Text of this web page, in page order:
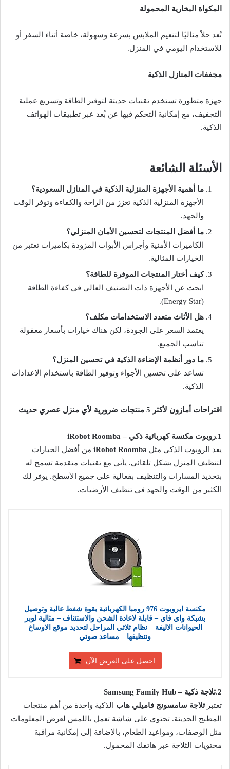
المكواة البخارية المحمولة
تُعد حلاً مثاليًا لتنعيم الملابس بسرعة وسهولة، خاصة أثناء السفر أو
للاستخدام اليومي في المنزل.
مجففات المنازل الذكية
جهزة متطورة تستخدم تقنيات حديثة لتوفير الطاقة وتسريع عملية
التجفيف، مع إمكانية التحكم فيها عن بُعد عبر تطبيقات الهواتف
الذكية.
الأسئلة الشائعة
ما أهمية الأجهزة المنزلية الذكية في المنازل السعودية؟
الأجهزة المنزلية الذكية تعزز من الراحة والكفاءة وتوفر الوقت
والجهد.
ما أفضل المنتجات لتحسين الأمان المنزلي؟
الكاميرات الأمنية وأجراس الأبواب المزودة بكاميرات تعتبر من
الخيارات المثالية.
كيف أختار المنتجات الموفرة للطاقة؟
ابحث عن الأجهزة ذات التصنيف العالي في كفاءة الطاقة
(Energy Star).
هل الأثاث متعدد الاستخدامات مكلف؟
يعتمد السعر على الجودة، لكن هناك خيارات بأسعار معقولة
تناسب الجميع.
ما دور أنظمة الإضاءة الذكية في تحسين المنزل؟
تساعد على تحسين الأجواء وتوفير الطاقة باستخدام الإعدادات
الذكية.
اقتراحات أمازون لأكثر 5 منتجات ضرورية لأي منزل عصري حديث
1
.روبوت مكنسة كهربائية ذكي – iRobot Roomba
يعد الروبوت الذكي مثل iRobot Roomba من أفضل الخيارات
لتنظيف المنزل بشكل تلقائي. يأتي مع تقنيات متقدمة تسمح له
بتحديد المسارات والتنظيف بفعالية على جميع الأسطح. يوفر لك
الكثير من الوقت والجهد في تنظيف الأرضيات.
مكنسة ايروبوت 976 رومبا الكهربائية بقوة شفط عالية وتوصيل
بشبكة واي فاي – قابلة لاعادة الشحن والاستئناف – مثالية لوبر
الحيوانات الاليفة – نظام ثلاثي المراحل لتحديد موقع الاوساخ
وتنظيفها – مساعد صوتي
احصل على العرض الآن
2
.ثلاجة ذكية – Samsung Family Hub
تعتبرثلاجة سامسونج فاميلي هاب الذكية واحدة من أهم منتجات
المطبخ الحديثة. تحتوي على شاشة تعمل باللمس لعرض المعلومات
مثل الوصفات، ومواعيد الطعام، بالإضافة إلى إمكانية مراقبة
محتويات الثلاجة عبر هاتفك المحمول.